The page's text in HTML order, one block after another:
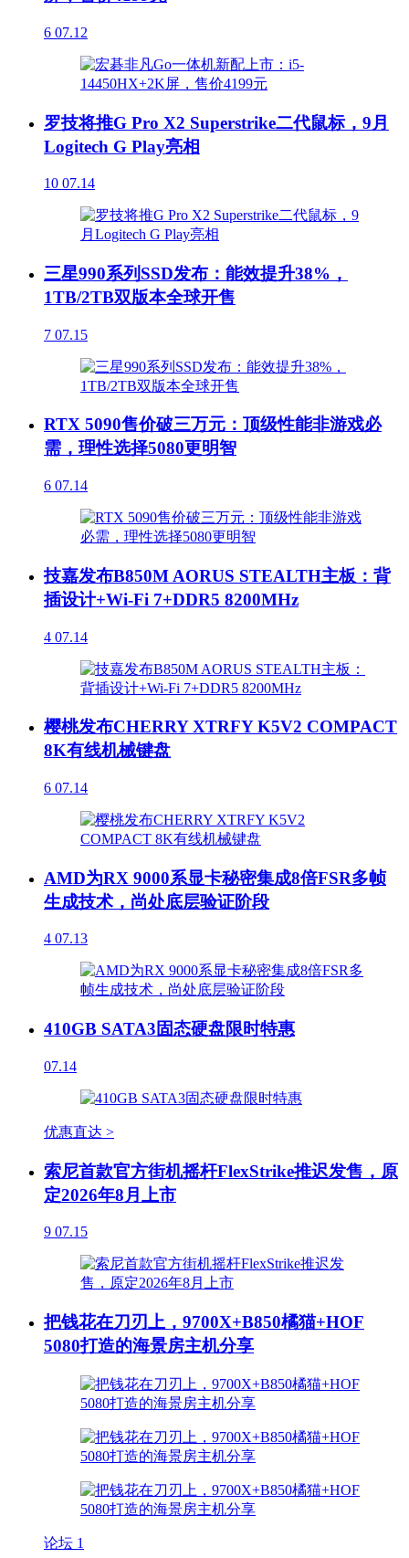
6 07.12
罗技将推G Pro X2 Superstrike二代鼠标，9月
Logitech G Play亮相
10 07.14
三星990系列SSD发布：能效提升38%，
1TB/2TB双版本全球开售
7 07.15
RTX 5090售价破三万元：顶级性能非游戏必
需，理性选择5080更明智
6 07.14
技嘉发布B850M AORUS STEALTH主板：背
插设计+Wi-Fi 7+DDR5 8200MHz
4 07.14
樱桃发布CHERRY XTRFY K5V2 COMPACT
8K有线机械键盘
6 07.14
AMD为RX 9000系显卡秘密集成8倍FSR多帧
生成技术，尚处底层验证阶段
4 07.13
410GB SATA3固态硬盘限时特惠
07.14
优惠直达 >
索尼首款官方街机摇杆FlexStrike推迟发售，原
定2026年8月上市
9 07.15
把钱花在刀刃上，9700X+B850橘猫+HOF
5080打造的海景房主机分享
论坛 1